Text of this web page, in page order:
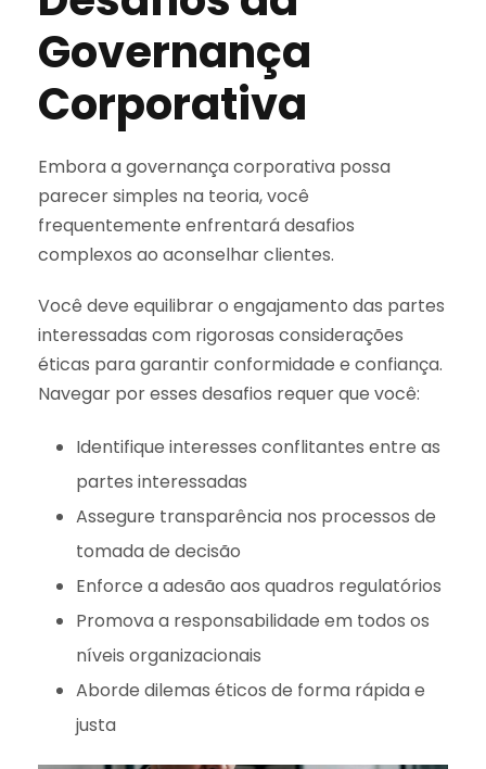
Governança
Corporativa
Embora a governança corporativa possa
parecer simples na teoria, você
frequentemente enfrentará desafios
complexos ao aconselhar clientes.
Você deve equilibrar o engajamento das partes
interessadas com rigorosas considerações
éticas para garantir conformidade e confiança.
Navegar por esses desafios requer que você:
Identifique interesses conflitantes entre as
partes interessadas
Assegure transparência nos processos de
tomada de decisão
Enforce a adesão aos quadros regulatórios
Promova a responsabilidade em todos os
níveis organizacionais
Aborde dilemas éticos de forma rápida e
justa